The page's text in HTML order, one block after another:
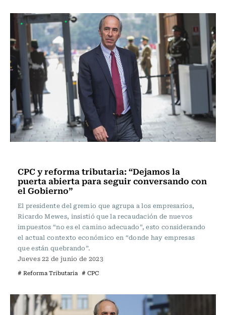
CPC y reforma tributaria: “Dejamos la
puerta abierta para seguir conversando con
el Gobierno”
El presidente del gremio que agrupa a los empresarios,
Ricardo Mewes, insistió que la recaudación de nuevos
impuestos “no es el camino adecuado”, esto considerando
el actual contexto económico en “donde hay empresas
que están quebrando”.
Jueves 22 de junio de 2023
# Reforma Tributaria # CPC